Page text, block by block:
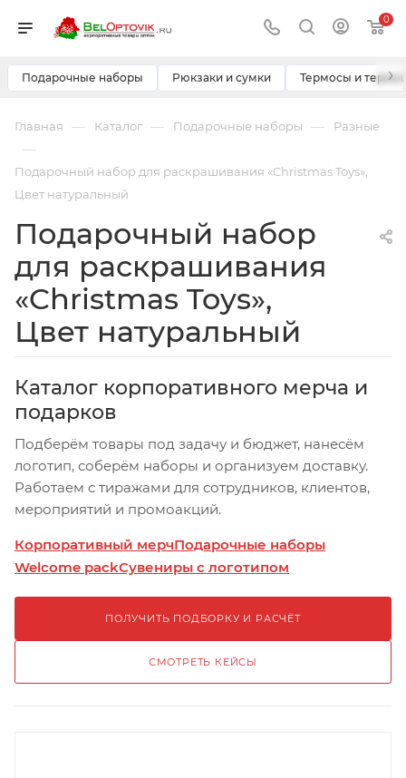
0
Подарочные наборы Рюкзаки и сумки Термосы и ›
Главная — Каталог — Подарочные наборы — Разные
—
Подарочный набор для раскрашивания «Christmas Toys»,
Цвет натуральный
Подарочный набор
для раскрашивания
«Christmas Toys»,
Цвет натуральный
Каталог корпоративного мерча и
подарков
Подберём товары под задачу и бюджет, нанесём
логотип, соберём наборы и организуем доставку.
Работаем с тиражами для сотрудников, клиентов,
мероприятий и промоакций.
Корпоративный мерчПодарочные наборы
Welcome packСувениры с логотипом
ПОЛУЧИТЬ ПОДБОРКУ И РАСЧЁТ
СМОТРЕТЬ КЕЙСЫ